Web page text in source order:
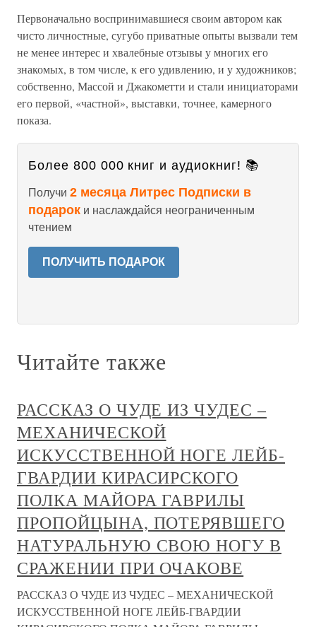
Первоначально воспринимавшиеся своим автором как
чисто личностные, сугубо приватные опыты вызвали тем
не менее интерес и хвалебные отзывы у многих его
знакомых, в том числе, к его удивлению, и у художников;
собственно, Массой и Джакометти и стали инициаторами
его первой, «частной», выставки, точнее, камерного
показа.
Более 800 000 книг и аудиокниг! 📚
Получи 2 месяца Литрес Подписки в
подарок и наслаждайся неограниченным
чтением
ПОЛУЧИТЬ ПОДАРОК
Читайте также
РАССКАЗ О ЧУДЕ ИЗ ЧУДЕС –
МЕХАНИЧЕСКОЙ
ИСКУССТВЕННОЙ НОГЕ ЛЕЙБ-
ГВАРДИИ КИРАСИРСКОГО
ПОЛКА МАЙОРА ГАВРИЛЫ
ПРОПОЙЦЫНА, ПОТЕРЯВШЕГО
НАТУРАЛЬНУЮ СВОЮ НОГУ В
СРАЖЕНИИ ПРИ ОЧАКОВЕ
РАССКАЗ О ЧУДЕ ИЗ ЧУДЕС – МЕХАНИЧЕСКОЙ
ИСКУССТВЕННОЙ НОГЕ ЛЕЙБ-ГВАРДИИ